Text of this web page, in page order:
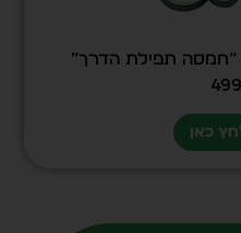
תפילת הדרך”
כאן